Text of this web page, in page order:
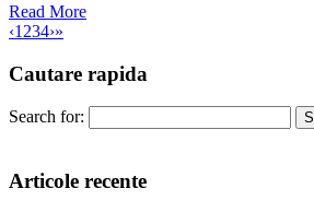
Read More
‹1 234›»
Cautare rapida
Search for:
Articole recente